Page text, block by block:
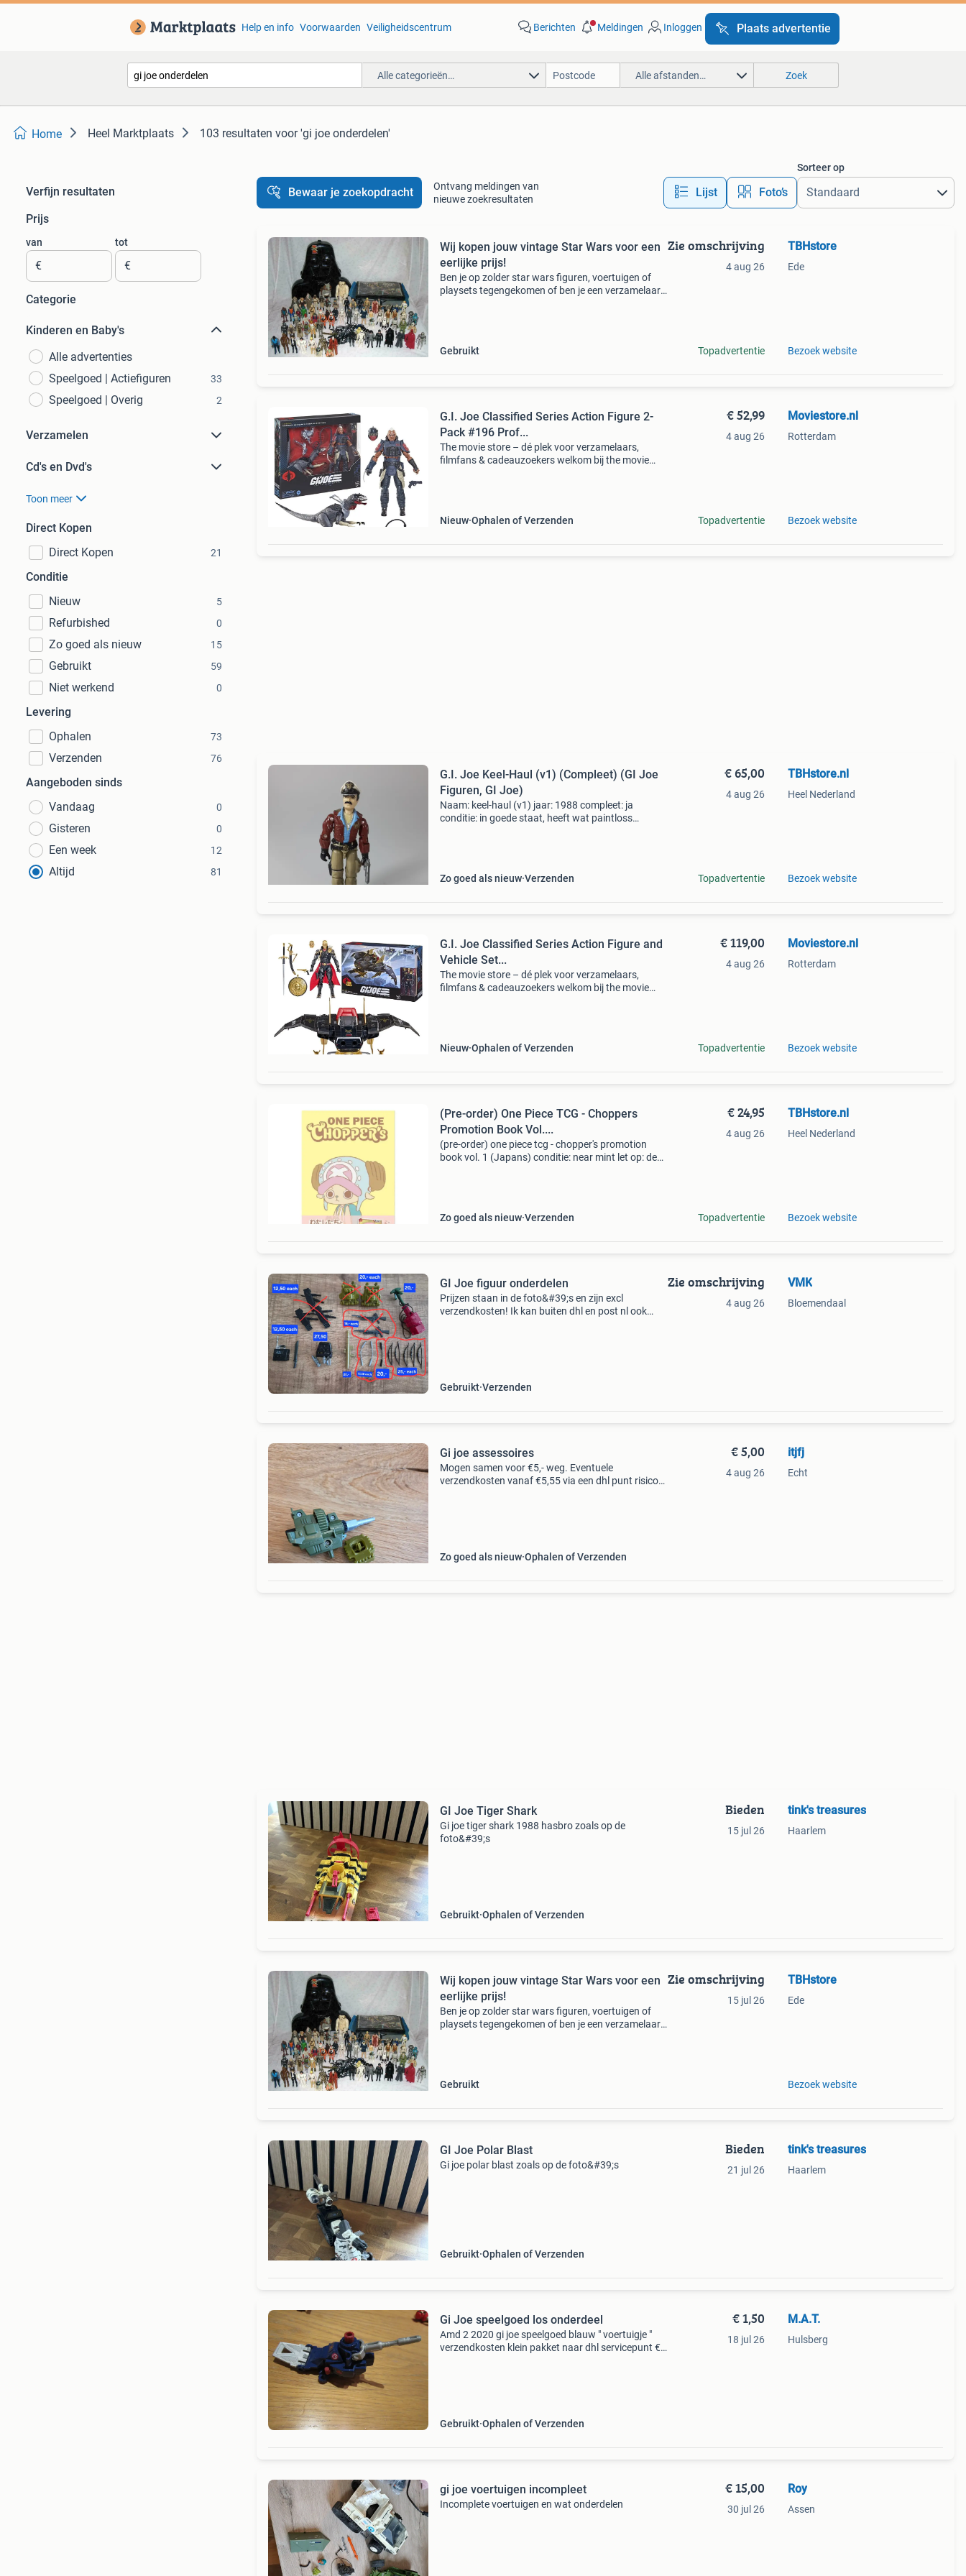
Help en info Voorwaarden Veiligheidscentrum Berichten Meldingen Inloggen Plaats advertentie
Alle categorieën… Alle afstanden… Zoek
Home Heel Marktplaats 103 resultaten voor 'gi joe onderdelen'
Verfijn resultaten
Prijs
van
€
tot
€
Categorie
Kinderen en Baby's
Alle advertenties
Speelgoed | Actiefiguren
33
Speelgoed | Overig 2
Verzamelen
Cd's en Dvd's
Toon meer
Direct Kopen
Direct Kopen
21
Conditie
Nieuw
5
Refurbished 0
Zo goed als nieuw 15
Gebruikt 59
Niet werkend 0
Levering
Ophalen
73
Verzenden 76
Aangeboden sinds
Vandaag
0
Gisteren 0
Een week 12
Altijd 81
Bewaar je zoekopdracht
Ontvang meldingen van
nieuwe zoekresultaten
Lijst Foto’s
Sorteer op
Wij kopen jouw vintage Star Wars voor een
eerlijke prijs!
Ben je op zolder star wars figuren, voertuigen of
playsets tegengekomen of ben je een verzamelaar,
Gebruikt
Zie omschrijving
4 aug 26
Topadvertentie
TBHstore
Ede
Bezoek website
G.I. Joe Classified Series Action Figure 2-
Pack #196 Prof...
The movie store – dé plek voor verzamelaars,
filmfans & cadeauzoekers welkom bij the movie
Nieuw Ophalen of Verzenden
€ 52,99
4 aug 26
Topadvertentie
Moviestore.nl
Rotterdam
Bezoek website
G.I. Joe Keel-Haul (v1) (Compleet) (GI Joe
Figuren, GI Joe)
Naam: keel-haul (v1) jaar: 1988 compleet: ja
conditie: in goede staat, heeft wat paintloss
Zo goed als nieuw Verzenden
€ 65,00
4 aug 26
Topadvertentie
TBHstore.nl
Heel Nederland
Bezoek website
G.I. Joe Classified Series Action Figure and
Vehicle Set...
The movie store – dé plek voor verzamelaars,
filmfans & cadeauzoekers welkom bij the movie
Nieuw Ophalen of Verzenden
€ 119,00
4 aug 26
Topadvertentie
Moviestore.nl
Rotterdam
Bezoek website
(Pre-order) One Piece TCG - Choppers
Promotion Book Vol....
(pre-order) one piece tcg - chopper's promotion
book vol. 1 (Japans) conditie: near mint let op: de
Zo goed als nieuw Verzenden
€ 24,95
4 aug 26
Topadvertentie
TBHstore.nl
Heel Nederland
Bezoek website
GI Joe figuur onderdelen
Prijzen staan in de foto&#39;s en zijn excl
verzendkosten! Ik kan buiten dhl en post nl ook
Gebruikt Verzenden
Zie omschrijving
4 aug 26
VMK
Bloemendaal
Gi joe assessoires
Mogen samen voor €5,- weg. Eventuele
verzendkosten vanaf €5,55 via een dhl punt risico
Zo goed als nieuw Ophalen of Verzenden
€ 5,00
4 aug 26
itjfj
Echt
GI Joe Tiger Shark
Gi joe tiger shark 1988 hasbro zoals op de
foto&#39;s
Gebruikt Ophalen of Verzenden
Bieden
15 jul 26
tink's treasures
Haarlem
Wij kopen jouw vintage Star Wars voor een
eerlijke prijs!
Ben je op zolder star wars figuren, voertuigen of
playsets tegengekomen of ben je een verzamelaar,
Gebruikt
Zie omschrijving
15 jul 26
TBHstore
Ede
Bezoek website
GI Joe Polar Blast
Gi joe polar blast zoals op de foto&#39;s
Gebruikt Ophalen of Verzenden
Bieden
21 jul 26
tink's treasures
Haarlem
Gi Joe speelgoed los onderdeel
Amd 2 2020 gi joe speelgoed blauw " voertuigje "
verzendkosten klein pakket naar dhl servicepunt €
Gebruikt Ophalen of Verzenden
€ 1,50
18 jul 26
M.A.T.
Hulsberg
gi joe voertuigen incompleet
Incomplete voertuigen en wat onderdelen
€ 15,00
30 jul 26
Roy
Assen